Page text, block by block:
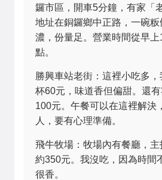
鑼市區，開車5分鐘，有家「
地址在銅鑼鄉中正路，一碗
濃，份量足。營業時間從早
點。
勝興車站老街：這裡小吃多
杯60元，味道香但偏甜。還
100元。午餐可以在這裡解決
人，要有心理準備。
飛牛牧場：牧場內有餐廳，
約350元。我沒吃，因為時間
很香。